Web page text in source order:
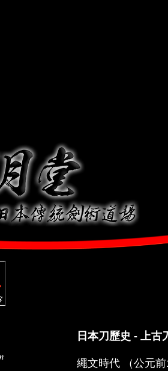
日本刀歷史 - 上古
繩文時代 （公元